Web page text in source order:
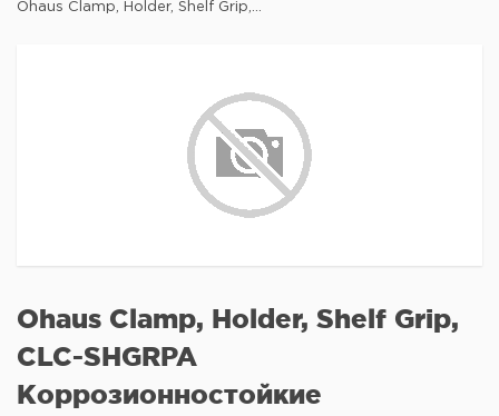
Ohaus Clamp, Holder, Shelf Grip,...
Ohaus Clamp, Holder, Shelf Grip,
CLC-SHGRPA
Коррозионностойкие